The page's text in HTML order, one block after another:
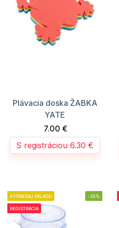
Plávacia doska ŽABKA
YATE
7.00 €
S registráciou 6.30 €
VÝPREDAJ SKLADU
REGISTRÁCIA
-33%